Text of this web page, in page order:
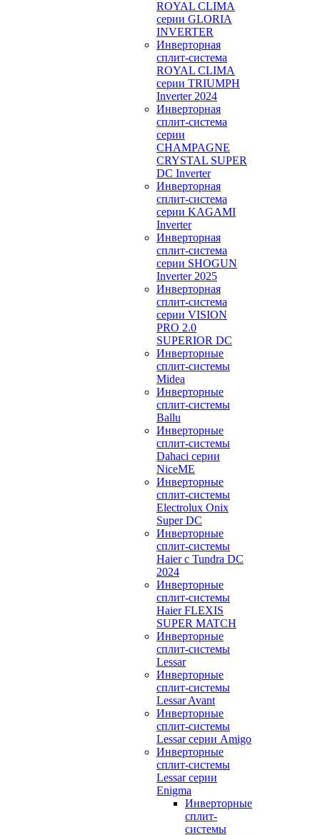
ROYAL CLIMA
серии GLORIA
INVERTER
Инверторная
сплит-система
ROYAL CLIMA
серии TRIUMPH
Inverter 2024
Инверторная
сплит-система
серии
CHAMPAGNE
CRYSTAL SUPER
DC Inverter
Инверторная
сплит-система
серии KAGAMI
Inverter
Инверторная
сплит-система
серии SHOGUN
Inverter 2025
Инверторная
сплит-система
серии VISION
PRO 2.0
SUPERIOR DC
Инверторные
сплит-системы
Midea
Инверторные
сплит-системы
Ballu
Инверторные
сплит-системы
Dahaci серии
NiceME
Инверторные
сплит-системы
Electrolux Onix
Super DC
Инверторные
сплит-системы
Haier c Tundra DC
2024
Инверторные
сплит-системы
Haier FLEXIS
SUPER MATCH
Инверторные
сплит-системы
Lessar
Инверторные
сплит-системы
Lessar Avant
Инверторные
сплит-системы
Lessar серии Amigo
Инверторные
сплит-системы
Lessar серии
Enigma
Инверторные
сплит-
системы